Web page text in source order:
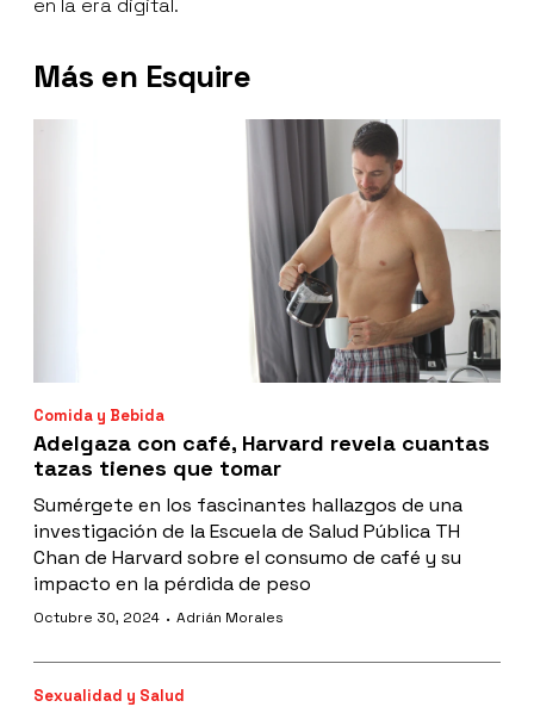
en la era digital.
Más en Esquire
Comida y Bebida
Adelgaza con café, Harvard revela cuantas
tazas tienes que tomar
Sumérgete en los fascinantes hallazgos de una
investigación de la Escuela de Salud Pública TH
Chan de Harvard sobre el consumo de café y su
impacto en la pérdida de peso
Octubre 30, 2024 · Adrián Morales
Sexualidad y Salud